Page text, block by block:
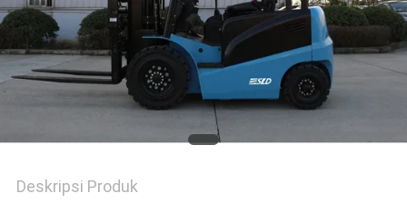
Deskripsi Produk